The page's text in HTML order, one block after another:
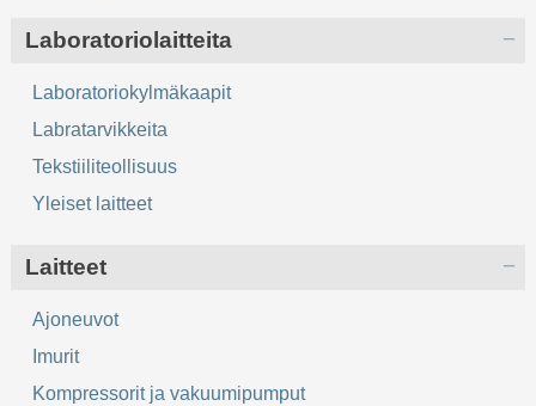
Laboratoriolaitteita
Laboratoriokylmäkaapit
Labratarvikkeita
Tekstiiliteollisuus
Yleiset laitteet
Laitteet
Ajoneuvot
Imurit
Kompressorit ja vakuumipumput